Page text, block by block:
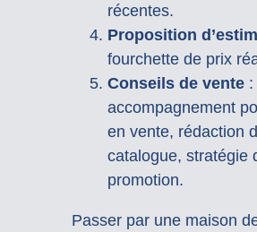
récentes.
Proposition
fourchette de prix
Conseils de vente:
accompagnement
en vente, rédaction
catalogue, stratégie
promotion.
Passer par une maison